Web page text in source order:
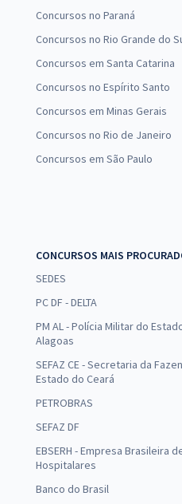
Concursos no Paraná
Concursos no Rio Grande do
Concursos em Santa Catarina
Concursos no Espírito Santo
Concursos em Minas Gerais
Concursos no Rio de Janeiro
Concursos em São Paulo
CONCURSOS MAIS
SEDES
PC DF - DELTA
PM AL - Polícia Militar do
Alagoas
SEFAZ CE - Secretaria da
Estado do Ceará
PETROBRAS
SEFAZ DF
EBSERH - Empresa Brasileira
Hospitalares
Banco do Brasil